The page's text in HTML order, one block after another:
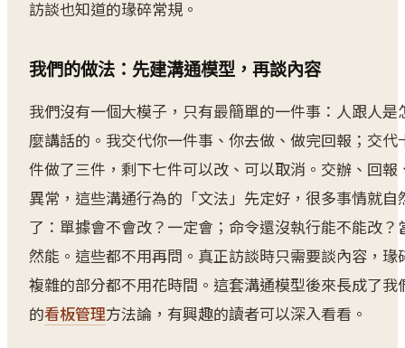
訪談也知道的瑑碎常規。
我們的做法：先建溝通模型，再談內容
我們沒有一個大模子，只有最簡單的一件事：人跟人是
麼講話的。我交代你一件事、你去做、做完回報；交代
件做了三件，剩下七件可以改、可以取消。交辦、回報
異常，這些溝通行為的「文法」先定好，很多事情就自
了：單據會不會改？一定會；命令還沒執行能不能改？
然能。這些都不用再問。真正訪談時只需要談內容，瑑
複雜的部分都不用花時間。這套溝通模型後來長成了我
的看板管理方法論，有興趣的讀者可以深入看看。